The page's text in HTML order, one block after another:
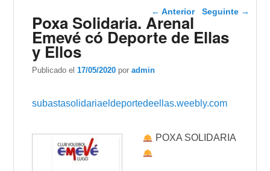
Navegador de artigos
← Anterior Seguinte →
Poxa Solidaria. Arenal
Emevé có Deporte de Ellas
y Ellos
Publicado el17/05/2020 poradmin
subastasolidariaeldeportedeellas.weebly.com
POXA SOLIDARIA